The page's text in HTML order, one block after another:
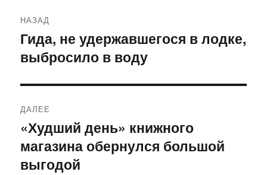
по
записям
НАЗАД
Предыдущая
запись:
Гида, не удержавшегося в лодке,
выбросило в воду
ДАЛЕЕ
Следующая
запись:
«Худший день» книжного
магазина обернулся большой
выгодой